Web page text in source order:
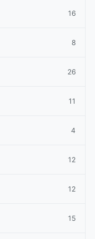
16
8
26
11
4
12
12
15